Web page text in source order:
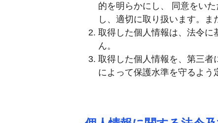
的を明らかにし、 同意をい
し、適切に取り扱います。ま
取得した個人情報は、法令に
ん。
取得した個人情報を、第三者
によって保護水準を守るよう